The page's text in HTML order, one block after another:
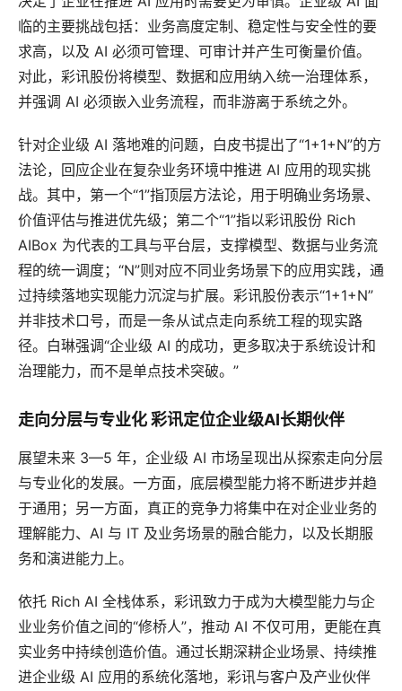
临的主要挑战包括：业务高度定制、稳定性与安全性的要
求高，以及 AI 必须可管理、可审计并产生可衡量价值。
对此，彩讯股份将模型、数据和应用纳入统一治理体系，
并强调 AI 必须嵌入业务流程，而非游离于系统之外。
针对企业级 AI 落地难的问题，白皮书提出了“1+1+N”的方
法论，回应企业在复杂业务环境中推进 AI 应用的现实挑
战。其中，第一个“1”指顶层方法论，用于明确业务场景、
价值评估与推进优先级；第二个“1”指以彩讯股份 Rich
AIBox 为代表的工具与平台层，支撑模型、数据与业务流
程的统一调度；“N”则对应不同业务场景下的应用实践，通
过持续落地实现能力沉淀与扩展。彩讯股份表示“1+1+N”
并非技术口号，而是一条从试点走向系统工程的现实路
径。白琳强调“企业级 AI 的成功，更多取决于系统设计和
治理能力，而不是单点技术突破。”
走向分层与专业化 彩讯定位企业级AI长期伙伴
展望未来 3—5 年，企业级 AI 市场呈现出从探索走向分层
与专业化的发展。一方面，底层模型能力将不断进步并趋
于通用；另一方面，真正的竞争力将集中在对企业业务的
理解能力、AI 与 IT 及业务场景的融合能力，以及长期服
务和演进能力上。
依托 Rich AI 全栈体系，彩讯致力于成为大模型能力与企
业业务价值之间的“修桥人”，推动 AI 不仅可用，更能在真
实业务中持续创造价值。通过长期深耕企业场景、持续推
进企业级 AI 应用的系统化落地，彩讯与客户及产业伙伴